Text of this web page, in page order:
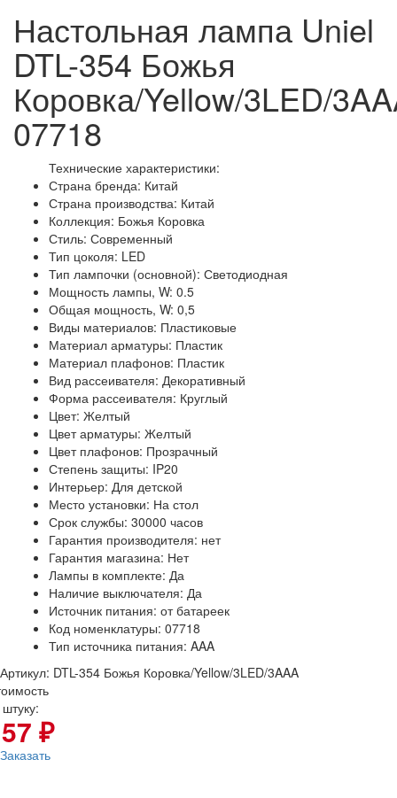
Настольная лампа Uniel
DTL-354 Божья
Коровка/Yellow/3LED/
07718
Технические характеристики:
Страна бренда: Китай
Страна производства: Китай
Коллекция: Божья Коровка
Стиль: Современный
Тип цоколя: LED
Тип лампочки (основной): Светодиодная
Мощность лампы, W: 0.5
Общая мощность, W: 0,5
Виды материалов: Пластиковые
Материал арматуры: Пластик
Материал плафонов: Пластик
Вид рассеивателя: Декоративный
Форма рассеивателя: Круглый
Цвет: Желтый
Цвет арматуры: Желтый
Цвет плафонов: Прозрачный
Степень защиты: IP20
Интерьер: Для детской
Место установки: На стол
Срок службы: 30000 часов
Гарантия производителя: нет
Гарантия магазина: Нет
Лампы в комплекте: Да
Наличие выключателя: Да
Источник питания: от батареек
Код номенклатуры: 07718
Тип источника питания: AAA
Артикул: DTL-354 Божья Коровка/Yellow/3LED/3AAA
₽
Заказать